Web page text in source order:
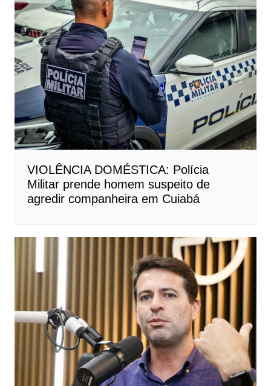
VIOLÊNCIA DOMÉSTICA: Polícia
Militar prende homem suspeito de
agredir companheira em Cuiabá